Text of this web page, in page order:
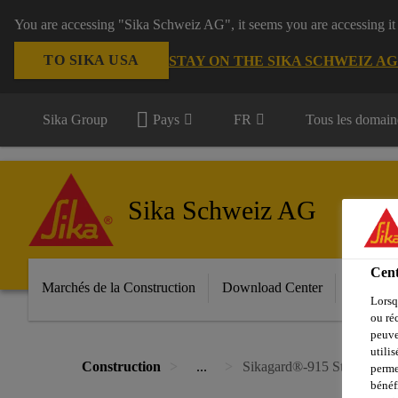
You are accessing "Sika Schweiz AG", it seems you are
TO SIKA USA STAY ON THE SIKA SCHWEIZ
Sika Group Pays FR Tous les
Sika Schweiz AG
Marchés de la Construction Download Center
Construction ... Sikagard®-915 Stainprotect
ou